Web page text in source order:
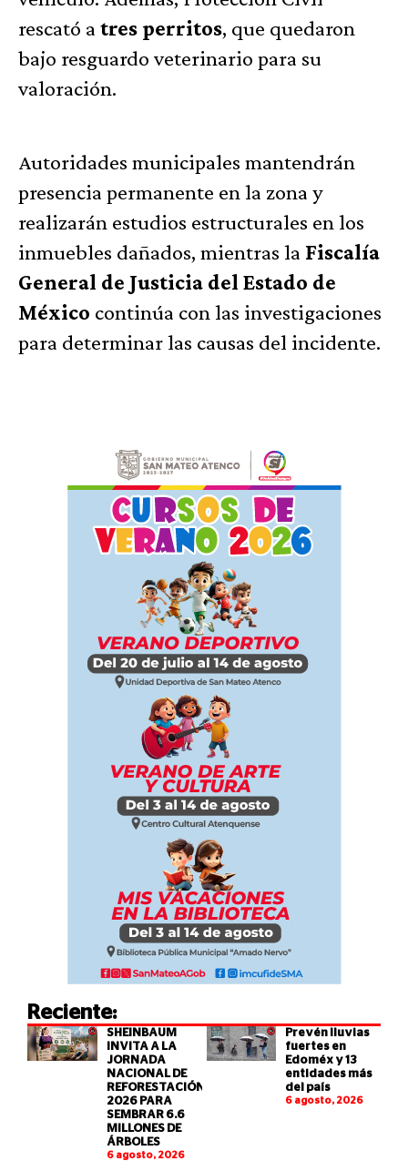
rescató a tres perritos, que quedaron
bajo resguardo veterinario para su
valoración.
Autoridades municipales mantendrán
presencia permanente en la zona y
realizarán estudios estructurales en los
inmuebles dañados, mientras la Fiscalía
General de Justicia del Estado de
México continúa con las investigaciones
para determinar las causas del incidente.
Reciente:
SHEINBAUM
INVITA A LA
JORNADA
NACIONAL DE
REFORESTACIÓN
2026 PARA
SEMBRAR 6.6
MILLONES DE
ÁRBOLES
6 agosto, 2026
Prevén lluvias
fuertes en
Edoméx y 13
entidades más
del país
6 agosto, 2026